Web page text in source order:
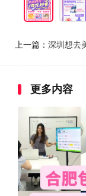
上一篇： 深圳想去
更多内容